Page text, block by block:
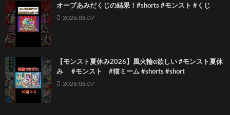
オーブあみだくじの結果！#shorts #モンスト #くじ
2026.08.07
【モンスト夏休み2026】風火輪α欲しい #モンスト夏休
み #モンスト #猫ミーム #shorts #short
2026.08.07